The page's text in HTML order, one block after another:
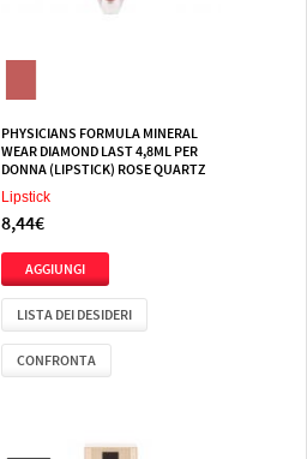
PHYSICIANS FORMULA MINERAL
WEAR DIAMOND LAST 4,8ML PER
DONNA (LIPSTICK) ROSE QUARTZ
Lipstick
8,44€
LISTA DEI DESIDERI
CONFRONTA